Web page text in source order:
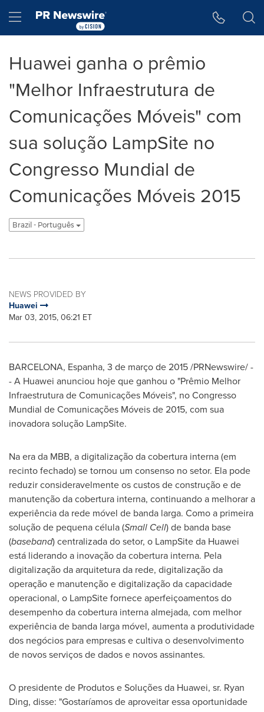
Hamburger menu
Huawei ganha o prêmio
"Melhor Infraestrutura de
Comunicações Móveis" com
sua solução LampSite no
Congresso Mundial de
Comunicações Móveis 2015
Brazil - Português
NEWS PROVIDED BY
Huawei
Mar 03, 2015, 06:21 ET
BARCELONA, Espanha, 3 de março de 2015 /PRNewswire/ -
- A Huawei anunciou hoje que ganhou o "Prêmio Melhor
Infraestrutura de Comunicações Móveis", no Congresso
Mundial de Comunicações Móveis de 2015, com sua
inovadora solução LampSite.
Na era da MBB, a digitalização da cobertura interna (em
recinto fechado) se tornou um consenso no setor. Ela pode
reduzir consideravelmente os custos de construção e de
manutenção da cobertura interna, continuando a melhorar a
experiência da rede móvel de banda larga. Como a primeira
solução de pequena célula (Small Cell) de banda base
(baseband) centralizada do setor, o LampSite da Huawei
está liderando a inovação da cobertura interna. Pela
digitalização da arquitetura da rede, digitalização da
operação e manutenção e digitalização da capacidade
operacional, o LampSite fornece aperfeiçoamentos do
desempenho da cobertura interna almejada, com melhor
experiência de banda larga móvel, aumenta a produtividade
dos negócios para empresas e cultiva o desenvolvimento
de novos serviços de dados e novos assinantes.
O presidente de Produtos e Soluções da Huawei, sr. Ryan
Ding, disse: "Gostaríamos de aproveitar essa oportunidade